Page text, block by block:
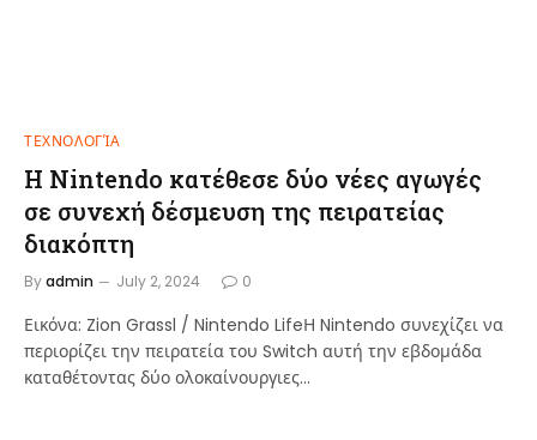
ΤΕΧΝΟΛΟΓΊΑ
Η Nintendo κατέθεσε δύο νέες αγωγές
σε συνεχή δέσμευση της πειρατείας
διακόπτη
Byadmin July 2, 2024 0
Εικόνα: Zion Grassl / Nintendo LifeΗ Nintendo συνεχίζει να
περιορίζει την πειρατεία του Switch αυτή την εβδομάδα
καταθέτοντας δύο ολοκαίνουργιες…